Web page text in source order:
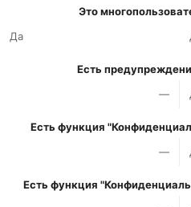
Это
Да
Есть
—
Есть функция
—
Есть функция